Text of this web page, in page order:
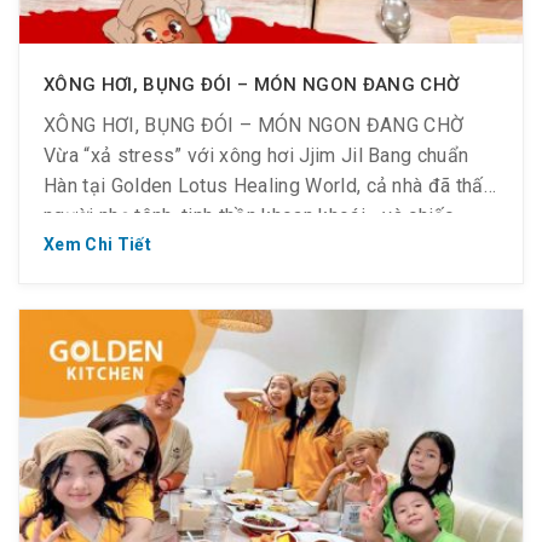
XÔNG HƠI, BỤNG ĐÓI – MÓN NGON ĐANG CHỜ
XÔNG HƠI, BỤNG ĐÓI – MÓN NGON ĐANG CHỜ
Vừa “xả stress” với xông hơi Jjim Jil Bang chuẩn
Hàn tại Golden Lotus Healing World, cả nhà đã thấy
người nhẹ tênh, tinh thần khoan khoái… và chiếc
bụng thì bắt đầu “sôi ùng ục” muốn ăn. Thật tiện lợi,
Xem Chi Tiết